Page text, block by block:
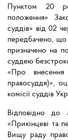
Пунктом 20
положення»
суддів» від 02
передбачено, що
призначено на
суддею
«Про
правосуддя)»,
комісії суддів
Відповідно до
«Прикінцеві та
Вищу раду